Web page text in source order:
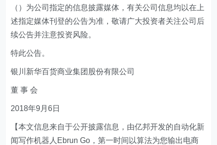
（）为公司指定的信息披露媒体，有关公司信息均以在上
述指定媒体刊登的公告为准，敬请广大投资者关注公司后
续公告并注意投资风险。
特此公告。
银川新华百货商业集团股份有限公司
董 事 会
2018年9月6日
【本文信息来自于公开披露信息，由亿邦开发的自动化新
闻写作机器人Ebrun Go，第一时间以算法为您输出电商